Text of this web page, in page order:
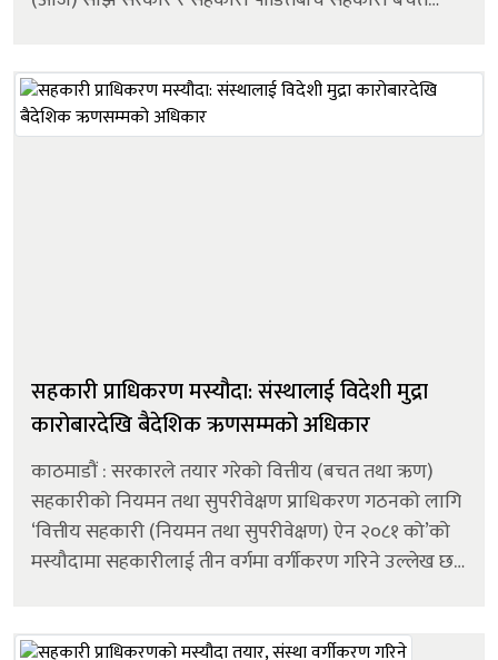
सहकारी प्राधिकरण मस्यौदा: संस्थालाई विदेशी मुद्रा
कारोबारदेखि बैदेशिक ऋणसम्मको अधिकार
काठमाडौं : सरकारले तयार गरेको वित्तीय (बचत तथा ऋण)
सहकारीको नियमन तथा सुपरीवेक्षण प्राधिकरण गठनको लागि
‘वित्तीय सहकारी (नियमन तथा सुपरीवेक्षण) ऐन २०८१ को’को
मस्यौदामा सहकारीलाई तीन वर्गमा वर्गीकरण गरिने उल्लेख छ ।